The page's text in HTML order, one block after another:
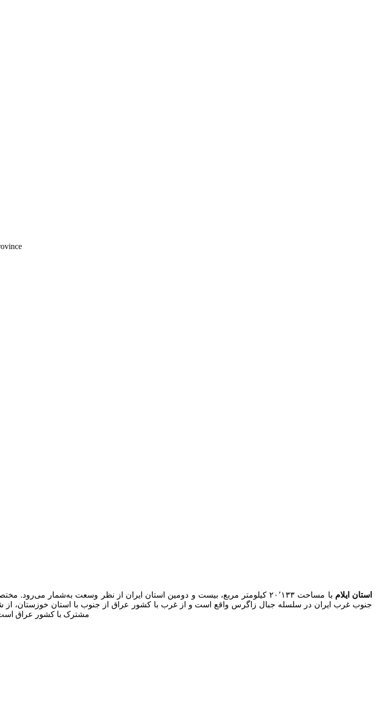
استان ایلام
مشترک با کشور عراق است.